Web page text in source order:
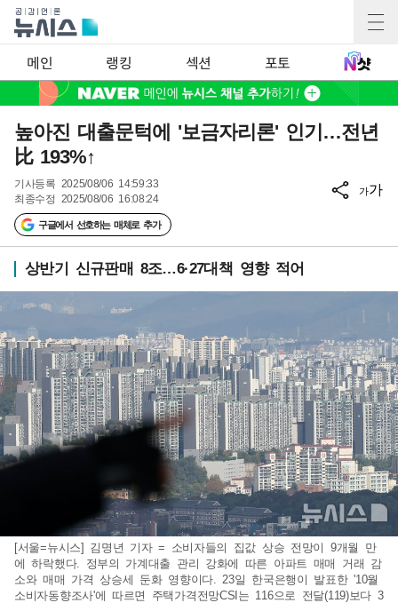
메인 랭킹 섹션 포토
높아진 대출문턱에 '보금자리론' 인기…전년
比 193%↑
기사등록 2025/08/06 14:59:33
최종수정 2025/08/06 16:08:24
구글에서 선호하는 매체로 추가
가가
상반기 신규판매 8조…6·27대책 영향 적어
[서울=뉴시스] 김명년 기자 = 소비자들의 집값 상승 전망이 9개월 만
에 하락했다. 정부의 가계대출 관리 강화에 따른 아파트 매매 거래 감
소와 매매 가격 상승세 둔화 영향이다. 23일 한국은행이 발표한 '10월
소비자동향조사'에 따르면 주택가격전망CSI는 116으로 전달(119)보다 3